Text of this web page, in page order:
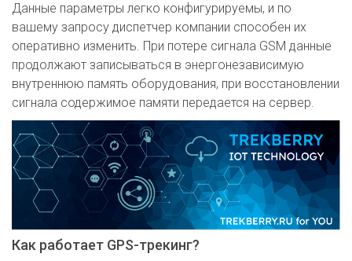
Данные параметры легко конфигурируемы, и по
вашему запросу диспетчер компании способен их
оперативно изменить. При потере сигнала GSM данные
продолжают записываться в энергонезависимую
внутреннюю память оборудования, при восстановлении
сигнала содержимое памяти передается на сервер.
Как работает GPS-трекинг?